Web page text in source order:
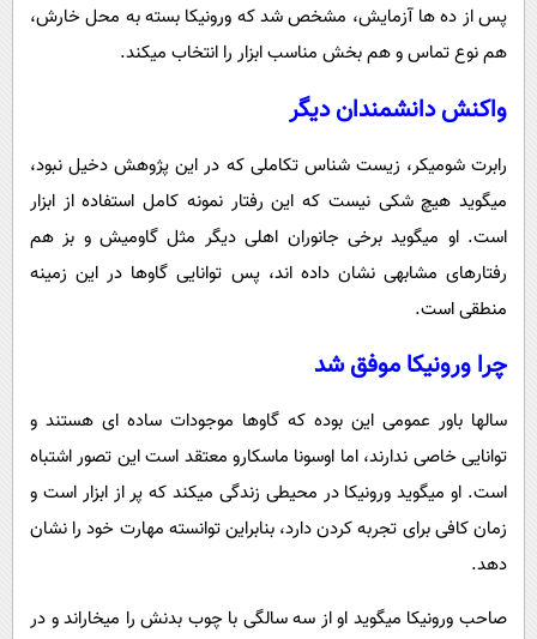
پس از ده ها آزمایش، مشخص شد که ورونیکا بسته به محل خارش،
هم نوع تماس و هم بخش مناسب ابزار را انتخاب میکند.
واکنش دانشمندان دیگر
رابرت شومیکر، زیست شناس تکاملی که در این پژوهش دخیل نبود،
میگوید هیچ شکی نیست که این رفتار نمونه کامل استفاده از ابزار
است. او میگوید برخی جانوران اهلی دیگر مثل گاومیش و بز هم
رفتارهای مشابهی نشان داده اند، پس توانایی گاوها در این زمینه
منطقی است.
چرا ورونیکا موفق شد
سالها باور عمومی این بوده که گاوها موجودات ساده ای هستند و
توانایی خاصی ندارند، اما اوسونا ماسکارو معتقد است این تصور اشتباه
است. او میگوید ورونیکا در محیطی زندگی میکند که پر از ابزار است و
زمان کافی برای تجربه کردن دارد، بنابراین توانسته مهارت خود را نشان
دهد.
صاحب ورونیکا میگوید او از سه سالگی با چوب بدنش را میخاراند و در